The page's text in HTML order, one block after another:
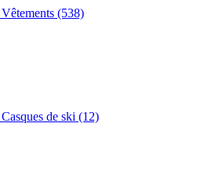
Vêtements (538)
Casques de ski (12)